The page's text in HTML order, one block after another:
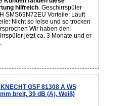
hilfreich. Geschirrspüler
SMS69N72EU Vorteile: Läuft
Nicht so leise und so trocken
Wir haben den
jetzt ca. 3 Monate und er
GSF 81308 A WS
breit, 39 dB (A), Weiß)